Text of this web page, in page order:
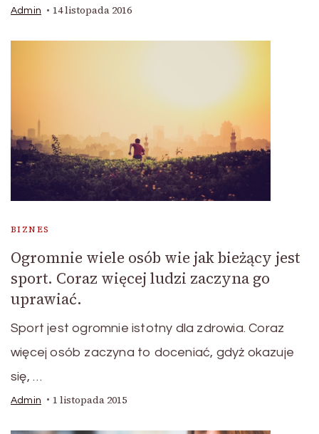
Admin 14 listopada 2016
BIZNES
Ogromnie wiele osób wie jak bieżący jest
sport. Coraz więcej ludzi zaczyna go
uprawiać.
Sport jest ogromnie istotny dla zdrowia. Coraz
więcej osób zaczyna to doceniać, gdyż okazuje
się, …
Admin 1 listopada 2015